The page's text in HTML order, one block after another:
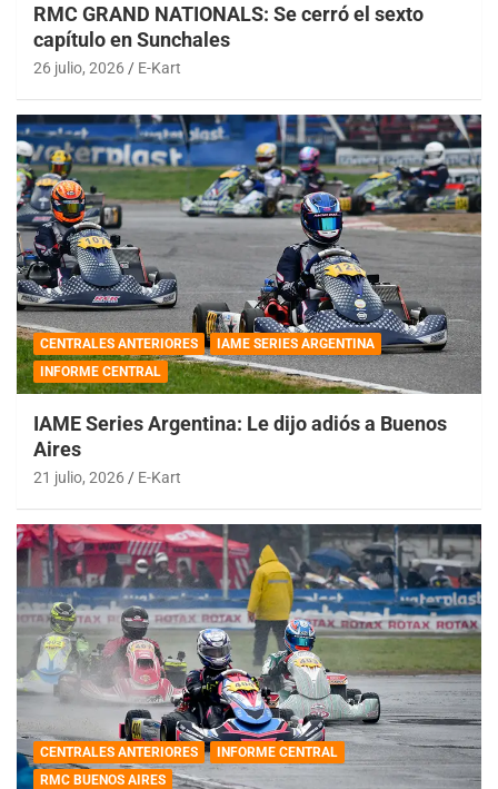
RMC GRAND NATIONALS: Se cerró el sexto
capítulo en Sunchales
26 julio, 2026 E-Kart
CENTRALES ANTERIORES
IAME SERIES ARGENTINA
INFORME CENTRAL
IAME Series Argentina: Le dijo adiós a Buenos
Aires
21 julio, 2026 E-Kart
CENTRALES ANTERIORES
INFORME CENTRAL
RMC BUENOS AIRES